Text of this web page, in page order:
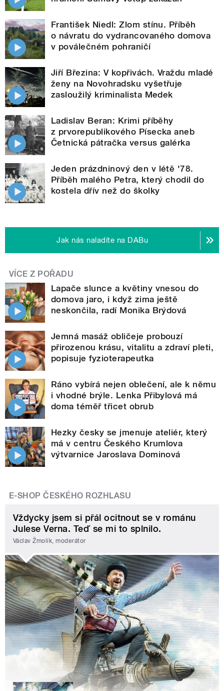
František Niedl: Zlom stínu. Příběh
o návratu do vydrancovaného domova
v poválečném pohraničí
Jiří Březina: V kopřivách. Vraždu mladé
ženy na Novohradsku vyšetřuje
zasloužilý kriminalista Medek
Ladislav Beran: Krimi příběhy
z prvorepublikového Písecka aneb
Četnická pátračka versus galérka
Jeden prázdninový den v létě '78.
Příběh malého Petra, který chodil do
kostela dřív než do školky
Jak nás naladíte na DABu
VÍCE Z POŘADU
Lapače slunce a květiny vnesou do
domova jaro, i když zima ještě
neskončila, radí Monika Brýdová
Jemná masáž obličeje probouzí
přirozenou krásu, vitalitu a zdraví pleti,
popisuje fyzioterapeutka
Ráno vybírá nejen oblečení, ale k němu
i vhodné brýle. Lenka Přibylová má
doma téměř třicet obrub
Hezky česky se jmenuje ateliér, který
má v centru Českého Krumlova
výtvarnice Jaroslava Dominová
E-SHOP ČESKÉHO ROZHLASU
Vždycky jsem si přál ocitnout se v románu
Julese Verna. Teď se mi to splnilo.
Václav Žmolík, moderátor